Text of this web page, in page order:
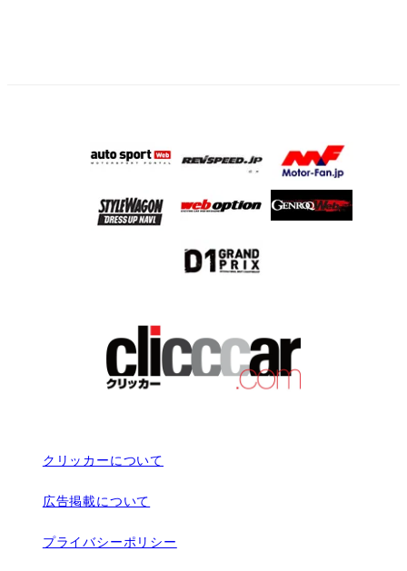
クリッカーについて
広告掲載について
プライバシーポリシー